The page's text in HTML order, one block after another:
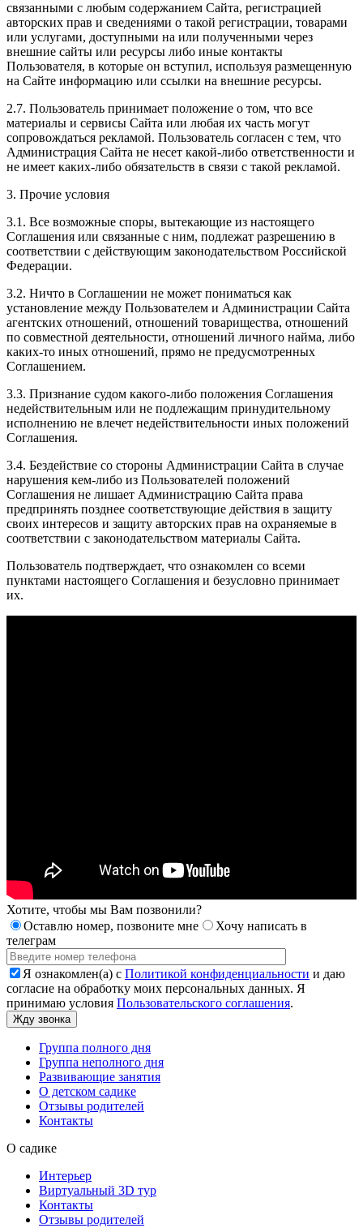
связанными с любым содержанием Сайта, регистрацией
авторских прав и сведениями о такой регистрации, товарами
или услугами, доступными на или полученными через
внешние сайты или ресурсы либо иные контакты
Пользователя, в которые он вступил, используя размещенную
на Сайте информацию или ссылки на внешние ресурсы.
2.7. Пользователь принимает положение о том, что все
материалы и сервисы Сайта или любая их часть могут
сопровождаться рекламой. Пользователь согласен с тем, что
Администрация Сайта не несет какой-либо ответственности и
не имеет каких-либо обязательств в связи с такой рекламой.
3. Прочие условия
3.1. Все возможные споры, вытекающие из настоящего
Соглашения или связанные с ним, подлежат разрешению в
соответствии с действующим законодательством Российской
Федерации.
3.2. Ничто в Соглашении не может пониматься как
установление между Пользователем и Администрации Сайта
агентских отношений, отношений товарищества, отношений
по совместной деятельности, отношений личного найма, либо
каких-то иных отношений, прямо не предусмотренных
Соглашением.
3.3. Признание судом какого-либо положения Соглашения
недействительным или не подлежащим принудительному
исполнению не влечет недействительности иных положений
Соглашения.
3.4. Бездействие со стороны Администрации Сайта в случае
нарушения кем-либо из Пользователей положений
Соглашения не лишает Администрацию Сайта права
предпринять позднее соответствующие действия в защиту
своих интересов и защиту авторских прав на охраняемые в
соответствии с законодательством материалы Сайта.
Пользователь подтверждает, что ознакомлен со всеми
пунктами настоящего Соглашения и безусловно принимает
их.
Хотите, чтобы мы Вам позвонили?
Оставлю номер, позвоните мне
Хочу написать в
телеграм
Я ознакомлен(а) с Политикой конфиденциальности и даю
согласие на обработку моих персональных данных. Я
принимаю условия Пользовательского соглашения.
Группа полного дня
Группа неполного дня
Развивающие занятия
О детском садике
Отзывы родителей
Контакты
О садике
Интерьер
Виртуальный 3D тур
Контакты
Отзывы родителей